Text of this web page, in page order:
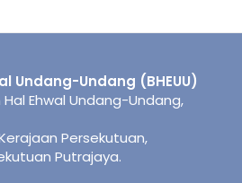
Undang-Undang (BHEUU)
Ehwal Undang-Undang,
Persekutuan,
Putrajaya.